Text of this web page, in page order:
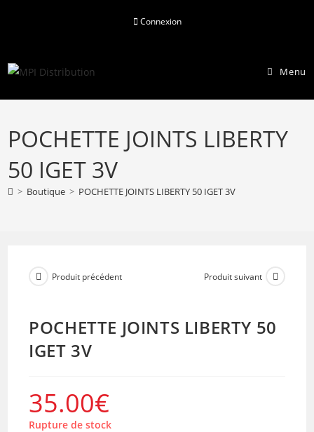
Connexion
Menu
POCHETTE JOINTS LIBERTY
50 IGET 3V
> Boutique > POCHETTE JOINTS LIBERTY 50 IGET 3V
Produit précédent Produit suivant
POCHETTE JOINTS LIBERTY 50
IGET 3V
35.00€
Rupture de stock